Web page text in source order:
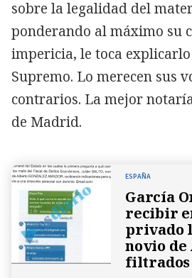
sobre la legalidad del
ponderando al máximo su
impericia, le toca
Supremo. Lo merecen sus
contrarios. La mejor
de Madrid.
ESPAÑA
García
recibir
privado
novio de
filtrados